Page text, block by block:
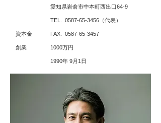
資本金
創業
愛知県岩倉市中本町西出口64-9
TEL. 0587-65-3456（代表）
FAX. 0587-65-3457
1000万円
1990年 9月1日